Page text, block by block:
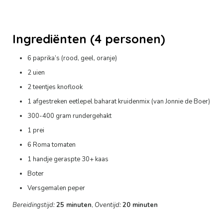
Ingrediënten (4 personen)
6 paprika’s (rood, geel, oranje)
2 uien
2 teentjes knoflook
1 afgestreken eetlepel baharat kruidenmix (van Jonnie de Boer)
300-400 gram rundergehakt
1 prei
6 Roma tomaten
1 handje geraspte 30+ kaas
Boter
Versgemalen peper
Bereidingstijd:25 minuten, Oventijd:20 minuten